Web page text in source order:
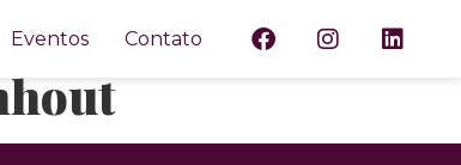
Eventos Contato